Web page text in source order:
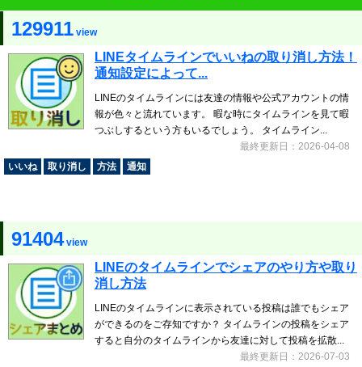
129911 view
LINEタイムラインでいいねの取り消し方法！
通知設定によって...
LINEのタイムラインには友達の情報や公式アカウントの情
報が色々と流れています。 暇な時にタイムラインを見て暇
つぶしするという方もいるでしょう。 タイムライン...
最終更新日：2026-04-08
いいね
取り消し 方法 通知
91404view
LINEのタイムラインでシェアのやり方や取り
消し方法
LINEのタイムラインに表示されている投稿は誰でもシェア
ができるのをご存知ですか？ タイムラインの投稿をシェア
すると自分のタイムラインから友達に対して投稿を拡散...
最終更新日：2026-07-03